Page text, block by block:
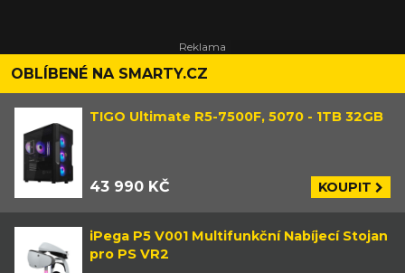
OBLÍBENÉ NA SMARTY.CZ
TIGO Ultimate R5-7500F, 5070 - 1TB 32GB
43 990 KČ KOUPIT
iPega P5 V001 Multifunkční Nabíjecí Stojan
pro PS VR2